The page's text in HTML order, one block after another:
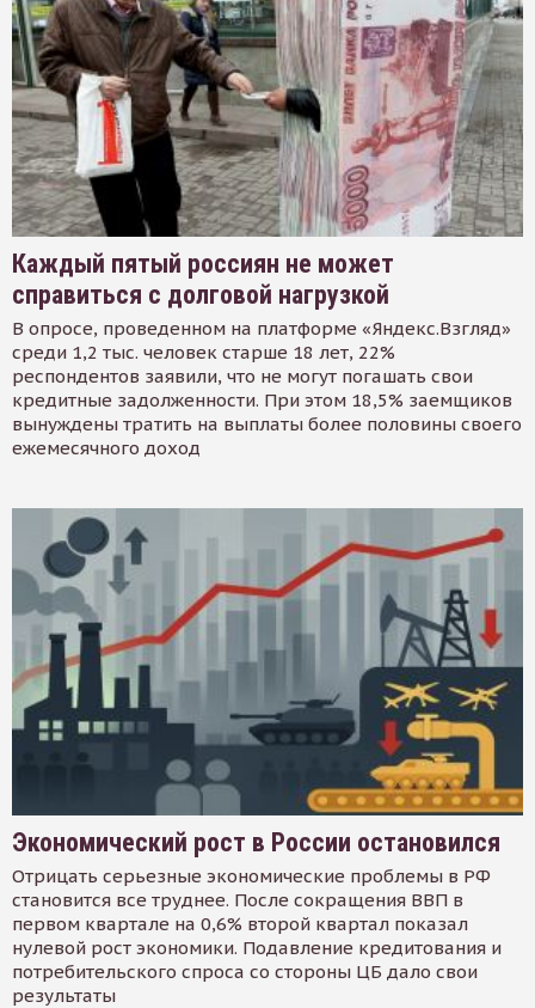
Каждый пятый россиян не может
справиться с долговой нагрузкой
В опросе, проведенном на платформе «Яндекс.Взгляд»
среди 1,2 тыс. человек старше 18 лет, 22%
респондентов заявили, что не могут погашать свои
кредитные задолженности. При этом 18,5% заемщиков
вынуждены тратить на выплаты более половины своего
ежемесячного доход
Экономический рост в России остановился
Отрицать серьезные экономические проблемы в РФ
становится все труднее. После сокращения ВВП в
первом квартале на 0,6% второй квартал показал
нулевой рост экономики. Подавление кредитования и
потребительского спроса со стороны ЦБ дало свои
результаты